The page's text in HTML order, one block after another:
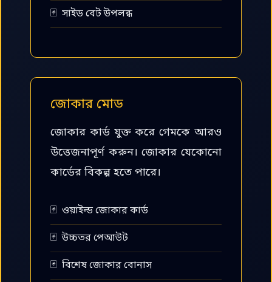
সাইড বেট উপলব্ধ
জোকার মোড
জোকার কার্ড যুক্ত করে গেমকে আরও
উত্তেজনাপূর্ণ করুন। জোকার যেকোনো
কার্ডের বিকল্প হতে পারে।
ওয়াইল্ড জোকার কার্ড
উচ্চতর পেআউট
বিশেষ জোকার বোনাস